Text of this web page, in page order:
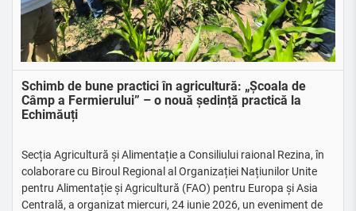
Schimb de bune practici în agricultură: „Școala de
Câmp a Fermierului” – o nouă ședință practică la
Echimăuți
Secția Agricultură și Alimentație a Consiliului raional Rezina, în
colaborare cu Biroul Regional al Organizației Națiunilor Unite
pentru Alimentație și Agricultură (FAO) pentru Europa și Asia
Centrală, a organizat miercuri, 24 iunie 2026, un eveniment de